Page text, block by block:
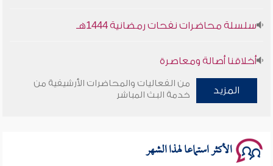
سلسلة محاضرات نفحات رمضانية 1444هـ
أخلاقنا أصالة ومعاصرة
وأمنهم من خوف 9
المزيد
من الفعاليات والمحاضرات الأرشيفية من
خدمة البث المباشر
الأكثر استماعا لهذا الشهر